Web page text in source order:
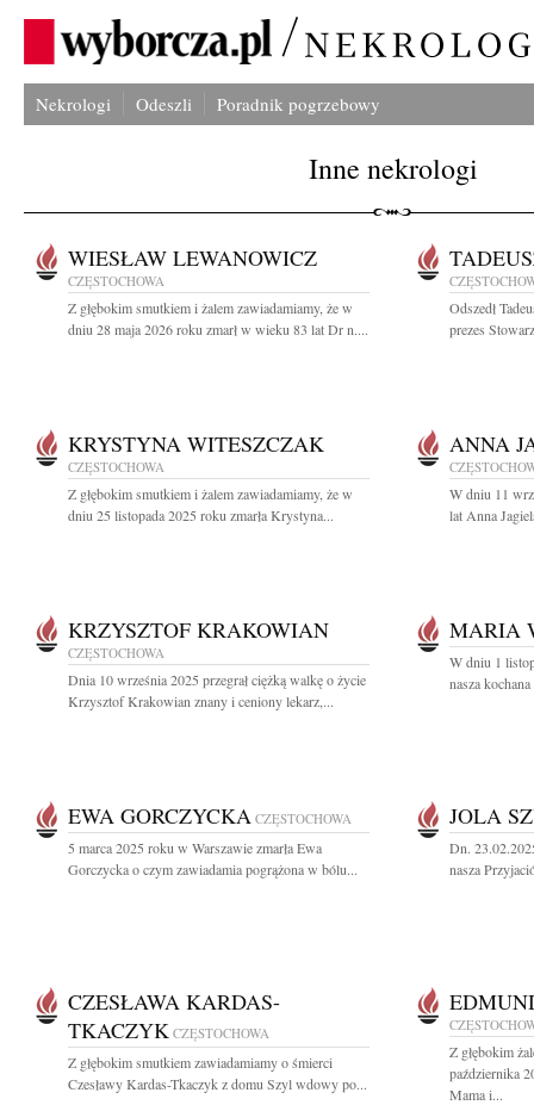
Nekrologi Odeszli Poradnik pogrzebowy
Inne nekrologi
WIESŁAW LEWANOWICZ
CZĘSTOCHOWA
Z głębokim smutkiem i żalem zawiadamiamy, że w
dniu 28 maja 2026 roku zmarł w wieku 83 lat Dr n....
Odszedł
prezes
KRYSTYNA WITESZCZAK
CZĘSTOCHOWA
Z głębokim smutkiem i żalem zawiadamiamy, że w
dniu 25 listopada 2025 roku zmarła Krystyna...
ANNA
W dniu 11
lat Anna
KRZYSZTOF KRAKOWIAN
CZĘSTOCHOWA
Dnia 10 września 2025 przegrał ciężką walkę o życie
Krzysztof Krakowian znany i ceniony lekarz,...
MARIA
W dniu 1
nasza
EWA GORCZYCKA CZĘSTOCHOWA
5 marca 2025 roku w Warszawie zmarła Ewa
Gorczycka o czym zawiadamia pogrążona w bólu...
JOLA
Dn.
nasza
CZESŁAWA KARDAS-
TKACZYK CZĘSTOCHOWA
Z głębokim smutkiem zawiadamiamy o śmierci
Czesławy Kardas-Tkaczyk z domu Szyl wdowy po...
Z głębokim
października
Mama i...